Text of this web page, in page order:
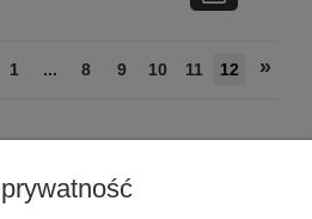
1 ... 8 9 10 11 12 »
POMOC